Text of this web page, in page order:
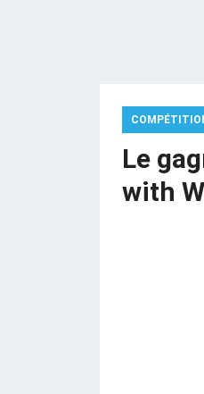
Le
with